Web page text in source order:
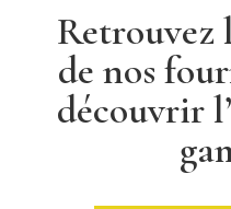
Retrouvez
de nos
découvrir